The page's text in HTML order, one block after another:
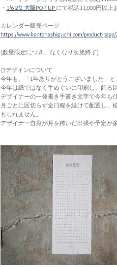
・ 1/6-2/2 大阪POP UP にて税込11,000円以上
カレンダー販売ページ
https://www.kentohashiguchi.com/product-page/
(数量限定につき、なくなり次第終了)
◻︎デザインについて
今年も、「1年ありがとうございました」
今年は紙ではなく手ぬぐいに印刷し、飾る
デザイナーの一発書き手書き文字で今年も
月ごとに区切らず全日程を続けて配置し
もしれません。
デザイナー自身が月を跨いだ出張や予定が